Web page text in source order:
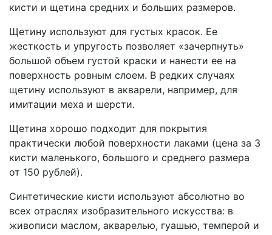
кисти и щетина средних и больших размеров.
Щетину используют для густых красок. Ее
жесткость и упругость позволяет «зачерпнуть»
большой объем густой краски и нанести ее на
поверхность ровным слоем. В редких случаях
щетину используют в акварели, например, для
имитации меха и шерсти.
Щетина хорошо подходит для покрытия
практически любой поверхности лаками (цена за 3
кисти маленького, большого и среднего размера
от 150 рублей).
Синтетические кисти используют абсолютно во
всех отраслях изобразительного искусства: в
живописи маслом, акварелью, гуашью, темперой и